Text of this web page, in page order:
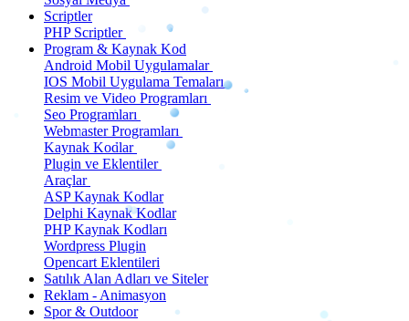
Scriptler
PHP Scriptler
Program & Kaynak Kod
Android Mobil Uygulamalar
IOS Mobil Uygulama Temaları
Resim ve Video Programları
Seo Programları
Webmaster Programları
Kaynak Kodlar
Plugin ve Eklentiler
Araçlar
ASP Kaynak Kodlar
Delphi Kaynak Kodlar
PHP Kaynak Kodları
Wordpress Plugin
Opencart Eklentileri
Satılık Alan Adları ve Siteler
Reklam - Animasyon
Spor & Outdoor